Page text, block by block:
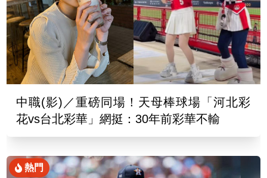
中職(影)／重磅同場！天母棒球場「河北彩
花vs台北彩華」網挺：30年前彩華不輸
熱門